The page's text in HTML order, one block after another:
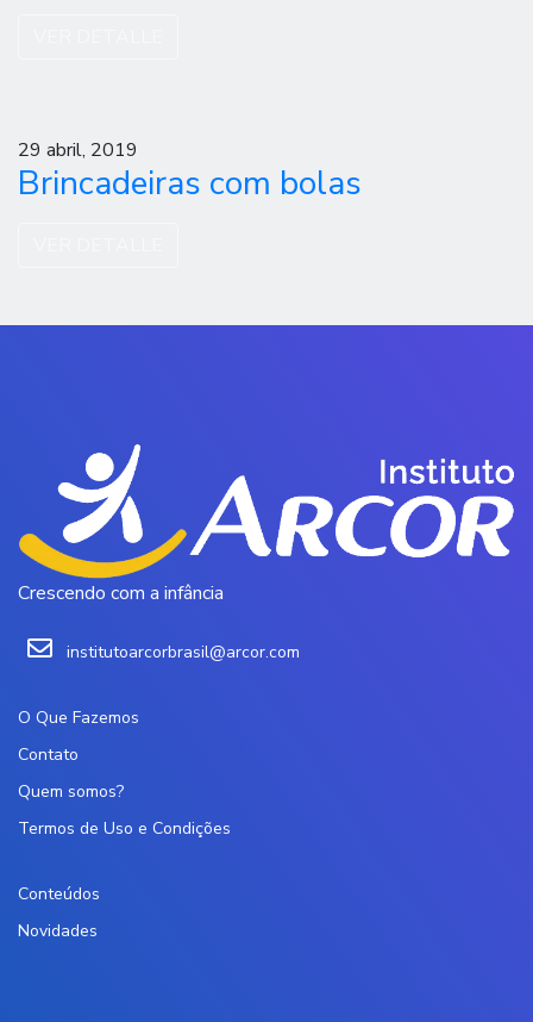
29 abril, 2019
Brincadeiras com bolas
Crescendo com a infância
institutoarcorbrasil@arcor.com
O Que Fazemos
Contato
Quem somos?
Termos de Uso e Condições
Conteúdos
Novidades